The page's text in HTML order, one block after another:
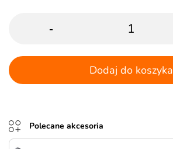
-
Dodaj do koszyka
Polecane akcesoria